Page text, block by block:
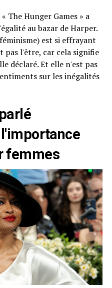
The Hunger Games » a
au bazar de Harper.
est si effrayant
pas l'être, car cela signifie
déclaré. Et elle n'est pas
sur les inégalités
femmes